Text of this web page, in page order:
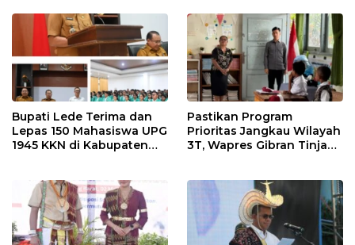
Bupati Lede Terima dan
Lepas 150 Mahasiswa UPG
1945 KKN di Kabupaten
Pastikan Program
Prioritas Jangkau Wilayah
3T, Wapres Gibran Tinjau